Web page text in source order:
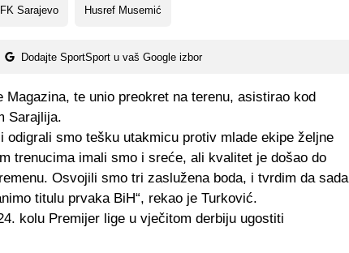
FK Sarajevo Husref Musemić
Dodajte SportSport u vaš Google izbor
Magazina, te unio preokret na terenu, asistirao kod
Sarajlija.
odigrali smo tešku utakmicu protiv mlade ekipe željne
trenucima imali smo i sreće, ali kvalitet je došao do
Osvojili smo tri zaslužena boda, i tvrdim da sada
titulu prvaka BiH“, rekao je Turković.
kolu Premijer lige u vječitom derbiju ugostiti